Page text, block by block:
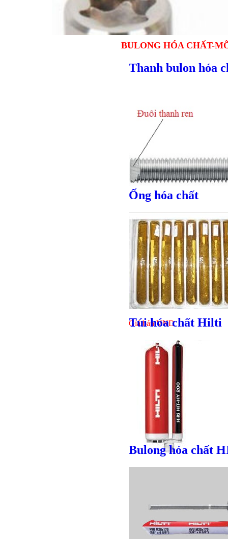
Bulong
BULONG HÓA CHẤT-
Thanh bulon hóa
Giá bánVND
Ống hóa chất
Giá bánVND
Túi hóa chất Hilti
Bulong hóa chất